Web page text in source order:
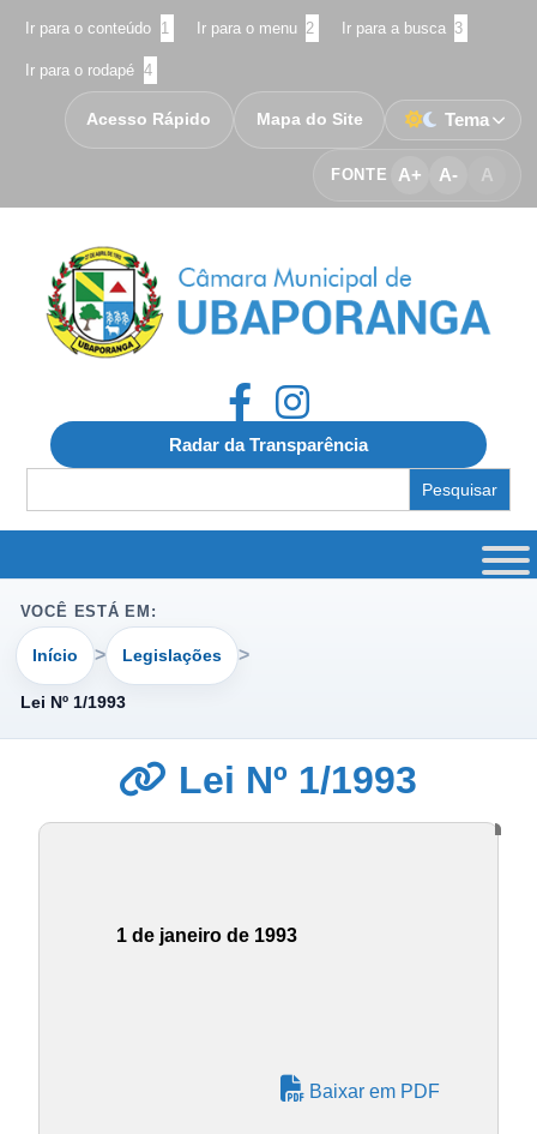
Ir para o conteúdo 1 Ir para o menu 2 Ir para a busca 3
Ir para o rodapé 4
FONTE A+ A- A
Acesso Rápido Mapa do Site Tema
Radar da Transparência
for:
VOCÊ ESTÁ EM:
Início Legislações
Lei Nº 1/1993
Lei Nº 1/1993
1 de janeiro de 1993
Baixar em PDF